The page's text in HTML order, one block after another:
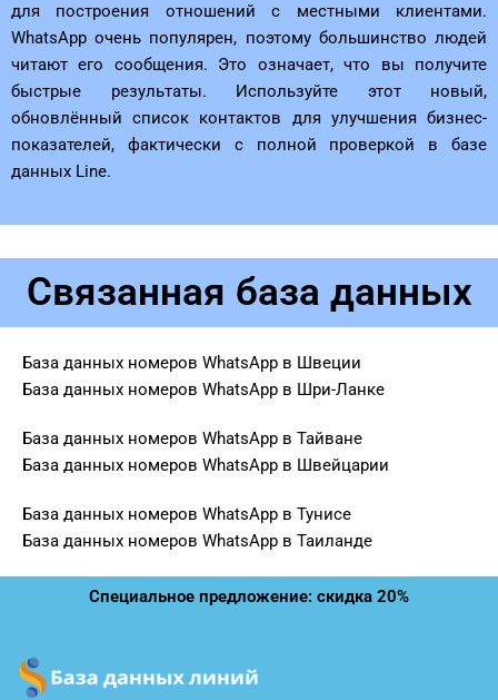
для построения отношений с местными клиентами.
WhatsApp очень популярен, поэтому большинство людей
читают его сообщения. Это означает, что вы получите
быстрые результаты. Используйте этот новый,
обновлённый список контактов для улучшения бизнес-
показателей, фактически с полной проверкой в ​​базе
данных Line.
Связанная база данных
База данных номеров WhatsApp в Швеции
База данных номеров WhatsApp в Шри-Ланке
База данных номеров WhatsApp в Тайване
База данных номеров WhatsApp в Швейцарии
База данных номеров WhatsApp в Тунисе
База данных номеров WhatsApp в Таиланде
Специальное предложение: скидка 20%